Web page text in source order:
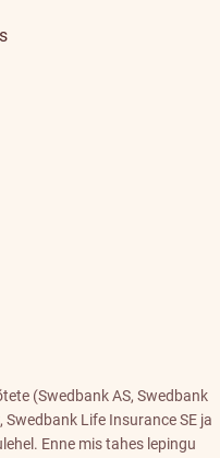
(Swedbank AS, Swedbank
Swedbank Life Insurance SE ja
Enne mis tahes lepingu